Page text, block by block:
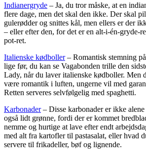
Indianergryde – Ja, du tror måske, at en
flere dage, men det skal den ikke. Der skal
gulerødder og snittes kål, men ellers er der
– eller efter den, for det er en alt-i-én-gryde-
pot-ret.
Italienske kødboller– Romantisk stemning
lige før, du kan se Vagabonden trille den
Lady, når du laver italienske kødboller. Men
være romantik i luften, ungerne vil med
Retten serveres selvfølgelig med spaghetti.
Karbonader– Disse karbonader er ikke alene
også lidt grønne, fordi der er kommet
nemme og hurtige at lave efter endt
med alt fra kartofler til pastasalat, eller hvad
servere til frikadeller, bøf og lignende.